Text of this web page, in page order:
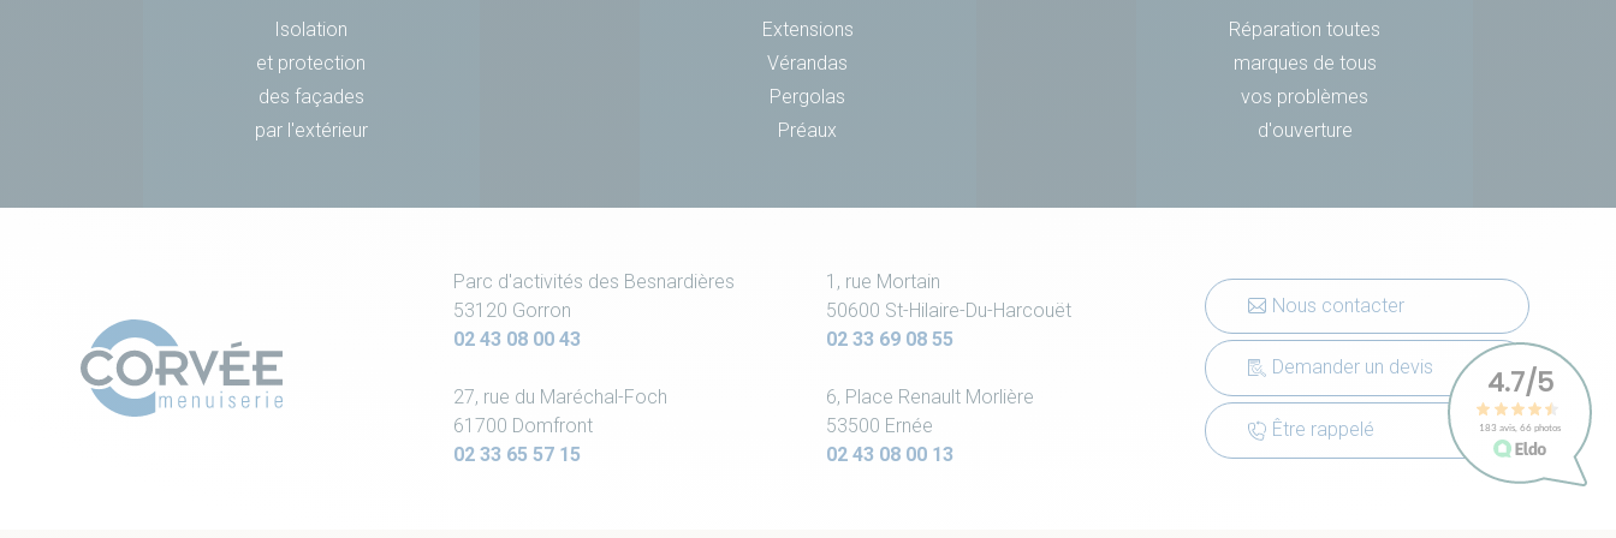
Isolation
et protection
des façades
par l'extérieur
Extensions
Vérandas
Pergolas
Préaux
Réparation toutes
marques de tous
vos problèmes
d'ouverture
Parc d'activités des Besnardières
53120 Gorron
02 43 08 00 43
27, rue du Maréchal-Foch
61700 Domfront
02 33 65 57 15
1, rue Mortain
50600 St-Hilaire-Du-Harcouët
02 33 69 08 55
6, Place Renault Morlière
53500 Ernée
02 43 08 00 13
Nous contacter
Demander un devis
Être rappelé